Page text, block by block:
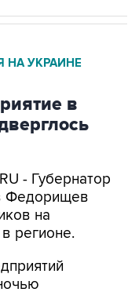
в
- Губернатор
на
регионе.
утром в